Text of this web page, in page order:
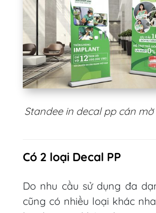
Standee in decal pp cán mờ
Có 2 loại Decal PP
Do nhu cầu sử dụng đa
cũng có nhiều loại khác